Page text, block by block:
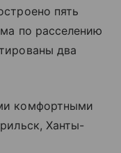
пять
по расселению
два
комфортными
Ханты-